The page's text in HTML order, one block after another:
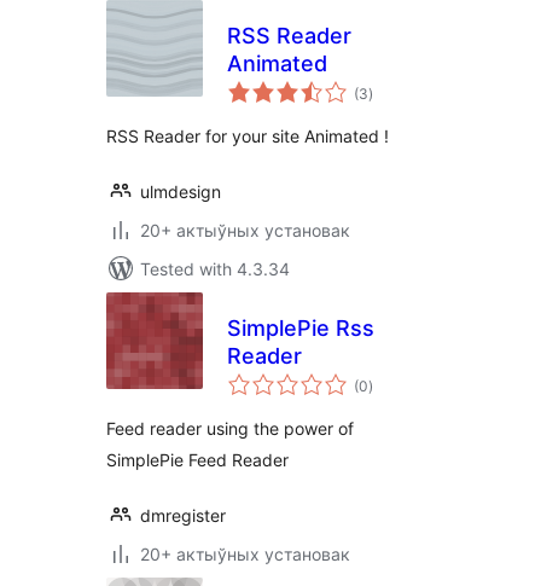
RSS Reader
Animated
(3total
ratings
)
RSS Reader for your site Animated !
ulmdesign
20+ актыўных установак
Tested with 4.3.34
SimplePie Rss
Reader
(0total
ratings
)
Feed reader using the power of
SimplePie Feed Reader
dmregister
20+ актыўных установак